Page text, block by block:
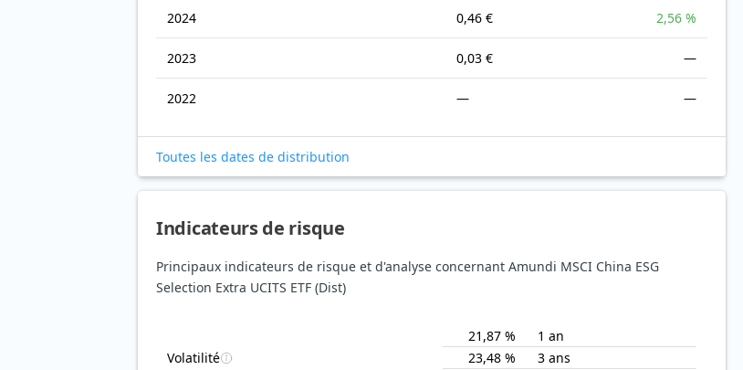
2024 0,46 € 2,56 %
2023 0,03 € —
2022 — —
Toutes les dates de distribution
Indicateurs de risque
Principaux indicateurs de risque et d'analyse concernant Amundi MSCI China ESG
Selection Extra UCITS ETF (Dist)
Volatilité
21,87 %
1 an
23,48 %
3 ans